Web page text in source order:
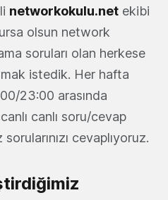
networkokulu.net ekibi
olsun network
soruları olan herkese
istedik. Her hafta
23:00 arasında
canlı soru/cevap
cevaplıyoruz.